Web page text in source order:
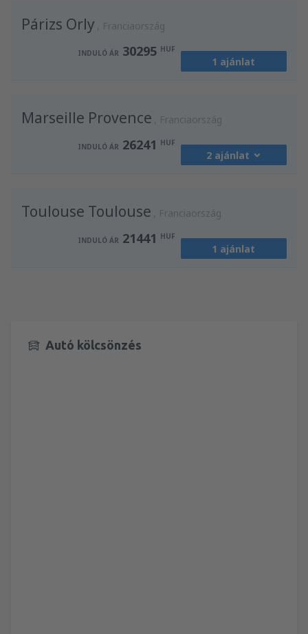
Párizs Orly Franciaország
INDULÓ ÁR 30295 HUF
1 ajánlat
Marseille Provence Franciaország
INDULÓ ÁR 26241 HUF
2 ajánlat
INDULÓ ÁR 26241HUF
(BUD)
Toulouse Toulouse Franciaország
INDULÓ ÁR 21441 HUF
1 ajánlat
Autó kölcsönzés